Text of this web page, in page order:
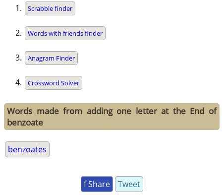
Scrabble finder
Words with friends finder
Anagram Finder
Crossword Solver
Words made from adding one letter at the End of
benzoate
benzoates
f Share Tweet